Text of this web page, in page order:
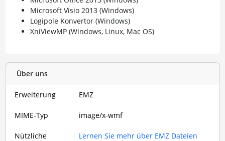
Microsoft Visio 2013 (Windows)
Logipole Konvertor (Windows)
XniViewMP (Windows, Linux, Mac OS)
Über uns
Erweiterung EMZ
MIME-Typ image/x-wmf
Nützliche
Lernen Sie mehr über EMZ Dateien